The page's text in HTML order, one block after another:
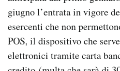
giugno l’entrata in vigore
esercenti che non
POS, il dispositivo che
elettronici tramite carta